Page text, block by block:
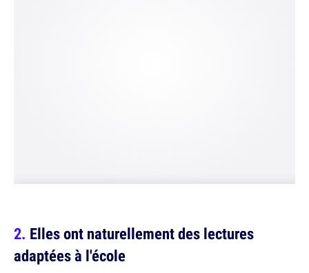
Elles ont naturellement des lectures
adaptées à l'école